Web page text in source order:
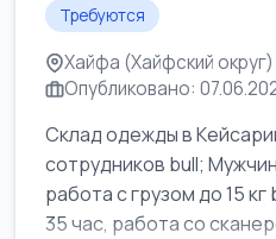
Требуются
Хайфа (Хайфский округ)
Опубликовано:
Склад одежды в
сотрудников bull;
работа с грузом до 15
35 час, работа со